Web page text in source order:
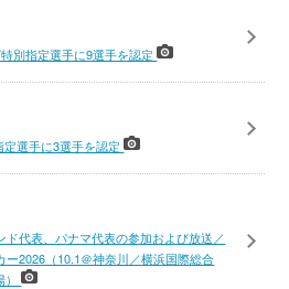
別指定選手に9選手を認定
定選手に3選手を認定
代表、パナマ代表の参加および放送／
2026（10.1＠神奈川／横浜国際総合
）